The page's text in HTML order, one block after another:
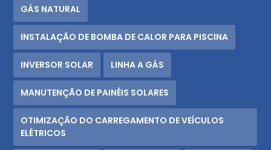
GÁS NATURAL
INSTALAÇÃO DE BOMBA DE CALOR PARA PISCINA
INVERSOR SOLAR LINHA A GÁS
MANUTENÇÃO DE PAINÉIS SOLARES
OTIMIZAÇÃO DO CARREGAMENTO DE VEÍCULOS
ELÉTRICOS